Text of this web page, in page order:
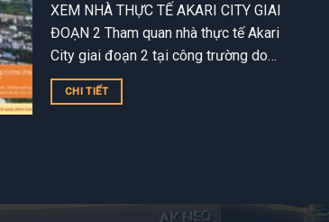
XEM NHÀ THỰC TẾ AKARI CITY GIAI
ĐOẠN 2 Tham quan nhà thực tế Akari
City giai đoạn 2 tại công trường do
Ricons làm tổng thầu. Nhà thực tế...
CHI TIẾT